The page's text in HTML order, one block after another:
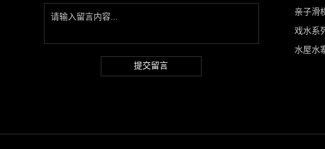
提交留言
亲子滑
戏水系
水屋水